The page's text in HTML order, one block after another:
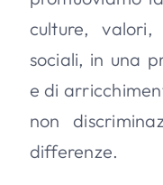
culture,
sociali, in una
e di
non
differenze.